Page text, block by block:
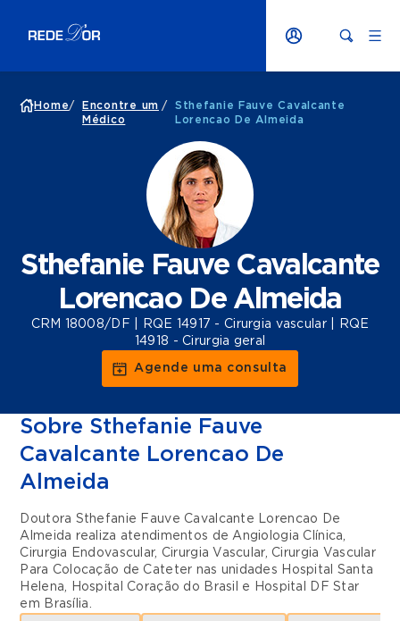
Home/
Encontre um
Médico
/
Sthefanie Fauve Cavalcante
Lorencao De Almeida
Sthefanie Fauve Cavalcante
Lorencao De Almeida
CRM 18008/DF | RQE 14917 - Cirurgia vascular | RQE
14918 - Cirurgia geral
Agende uma consulta
Sobre Sthefanie Fauve
Cavalcante Lorencao De
Almeida
Doutora Sthefanie Fauve Cavalcante Lorencao De
Almeida realiza atendimentos deAngiologia Clínica,
Cirurgia Endovascular, Cirurgia Vascular, Cirurgia Vascular
Para Colocação de Cateter nas unidades Hospital Santa
Helena, Hospital Coração do Brasil e
Hospital DF Star
em Brasília.